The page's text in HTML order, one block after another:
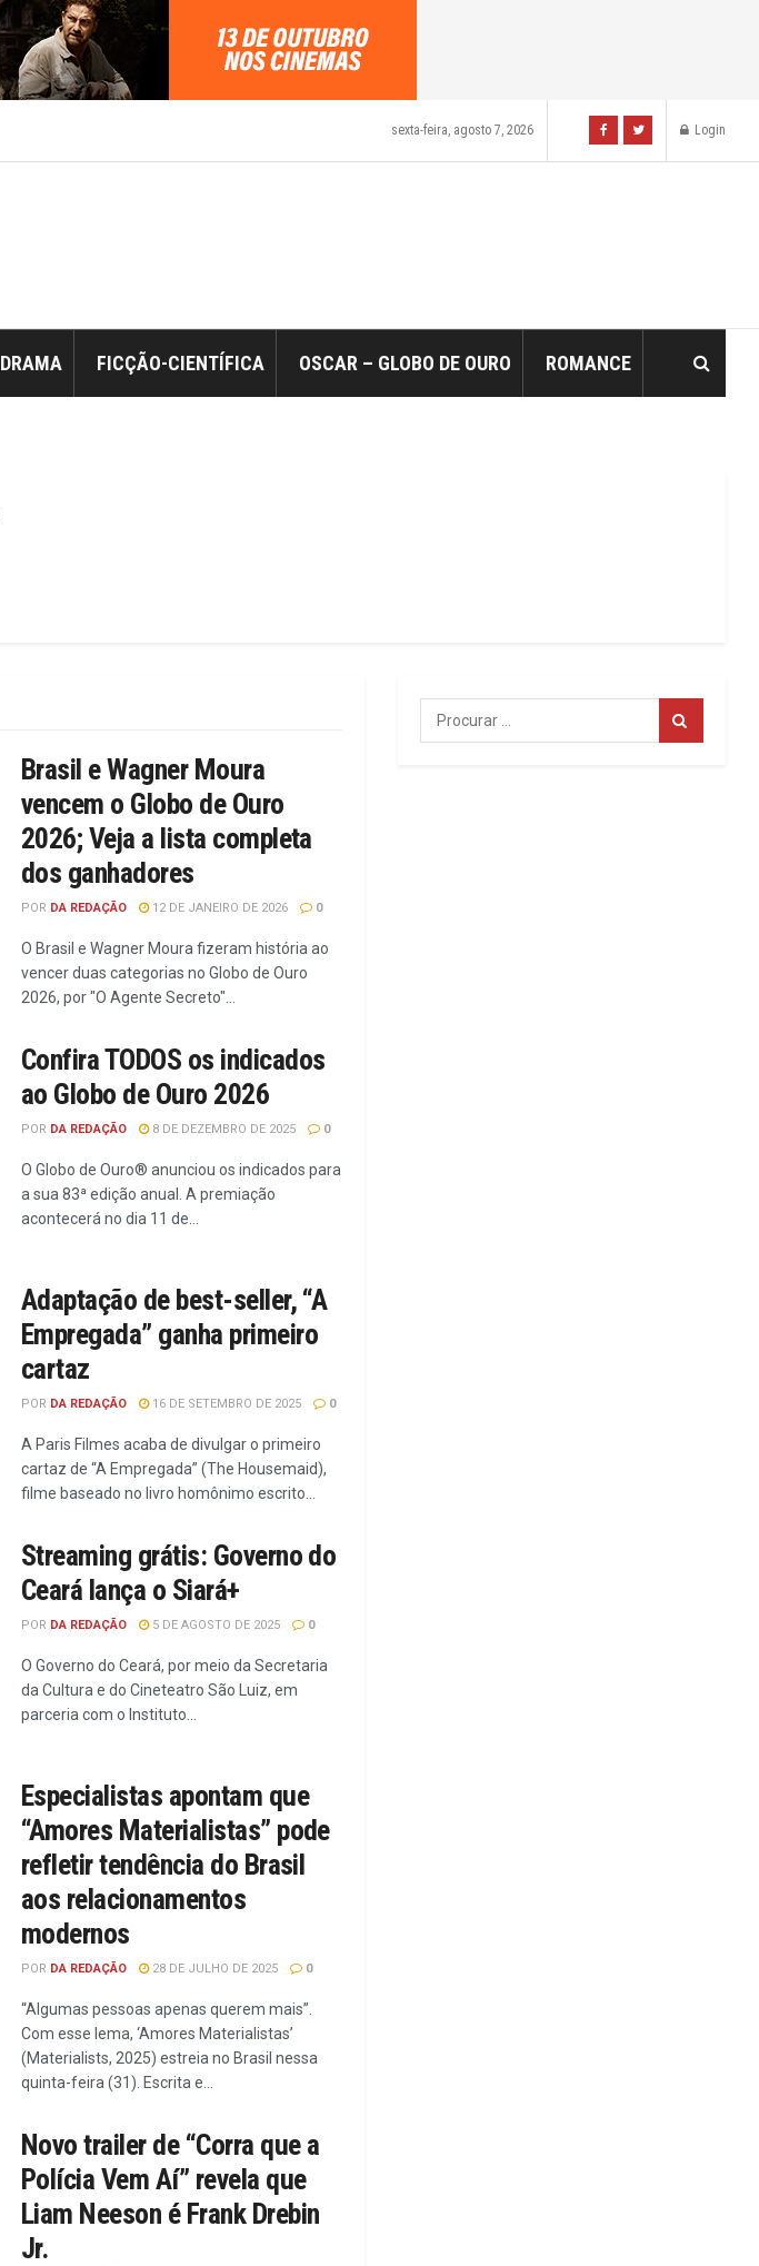
sexta-feira, agosto 7, 2026 Login
DRAMA FICÇÃO-CIENTÍFICA OSCAR – GLOBO DE OURO ROMANCE
Brasil e Wagner Moura
vencem o Globo de Ouro
2026; Veja a lista completa
dos ganhadores
POR DA REDAÇÃO 12 DE JANEIRO DE 2026 0
O Brasil e Wagner Moura fizeram história ao
vencer duas categorias no Globo de Ouro
2026, por "O Agente Secreto"...
Confira TODOS os indicados
ao Globo de Ouro 2026
POR DA REDAÇÃO 8 DE DEZEMBRO DE 2025 0
O Globo de Ouro® anunciou os indicados para
a sua 83ª edição anual. A premiação
acontecerá no dia 11 de...
Adaptação de best-seller, “A
Empregada” ganha primeiro
cartaz
POR DA REDAÇÃO 16 DE SETEMBRO DE 2025 0
A Paris Filmes acaba de divulgar o primeiro
cartaz de “A Empregada” (The Housemaid),
filme baseado no livro homônimo escrito...
Streaming grátis: Governo do
Ceará lança o Siará+
POR DA REDAÇÃO 5 DE AGOSTO DE 2025 0
O Governo do Ceará, por meio da Secretaria
da Cultura e do Cineteatro São Luiz, em
parceria com o Instituto...
Especialistas apontam que
“Amores Materialistas” pode
refletir tendência do Brasil
aos relacionamentos
modernos
POR DA REDAÇÃO 28 DE JULHO DE 2025 0
“Algumas pessoas apenas querem mais”.
Com esse lema, ‘Amores Materialistas’
(Materialists, 2025) estreia no Brasil nessa
quinta-feira (31). Escrita e...
Novo trailer de “Corra que a
Polícia Vem Aí” revela que
Liam Neeson é Frank Drebin
Jr.